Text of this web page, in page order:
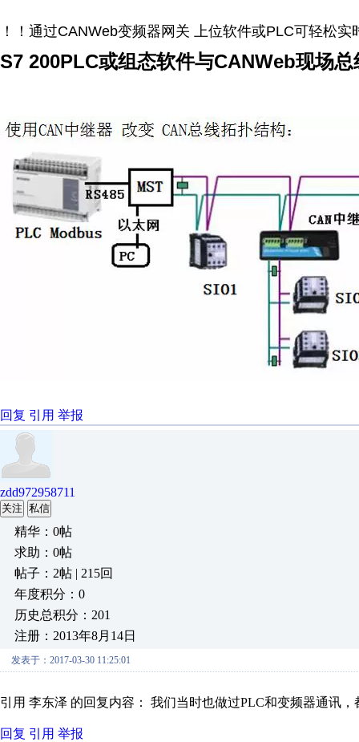
！！通过CANWeb变频器网关 上位软件或PLC可轻松
S7 200PLC或组态软件与CANWeb现场
回复 引用 举报
zdd972958711
关注 私信
精华：0帖
求助：0帖
帖子：2帖 | 215回
年度积分：0
历史总积分：201
注册：2013年8月14日
发表于：2017-03-30 11:25:01
引用 李东泽 的回复内容： 我们当时也做过PLC和变频器通讯
回复 引用 举报